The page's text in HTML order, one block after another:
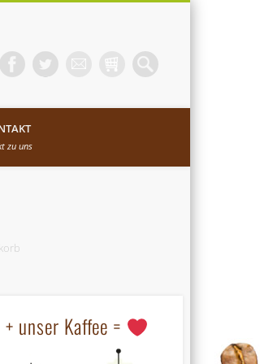
zu uns
unser Kaffee =